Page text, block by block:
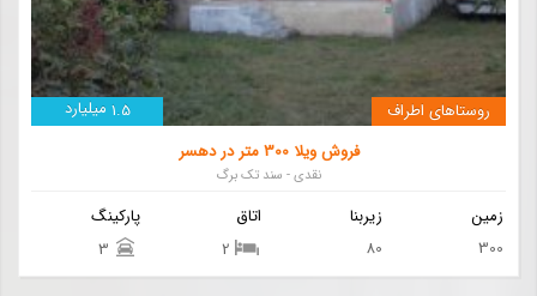
1.5 میلیارد
روستاهای اطراف
فروش ویلا 300 متر در دهسر
نقدی - سند تک برگ
پارکینگ
اتاق
2
زیربنا
80
زمین
300